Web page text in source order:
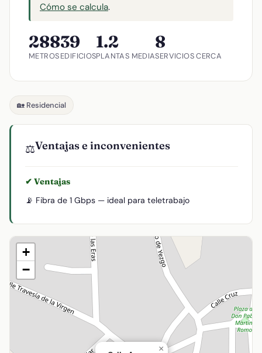
Cómo se calcula.
288
METROS
39
EDIFICIOS
1.2
PLANTAS MEDIA
8
SERVICIOS CERCA
🏡 Residencial
⚖️Ventajas e inconvenientes
✔ Ventajas
📡 Fibra de 1 Gbps — ideal para teletrabajo
×
+
−